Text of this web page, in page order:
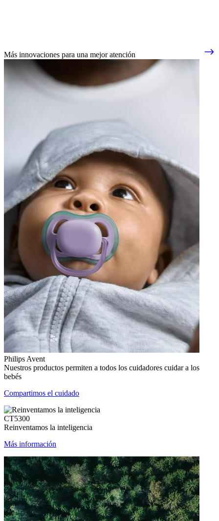
Más innovaciones para una mejor atención
Philips Avent
Nuestros productos permiten a todos los cuidadores cuidar a los
bebés
Compartimos el cuidado
CT5300
Reinventamos la inteligencia
Más información